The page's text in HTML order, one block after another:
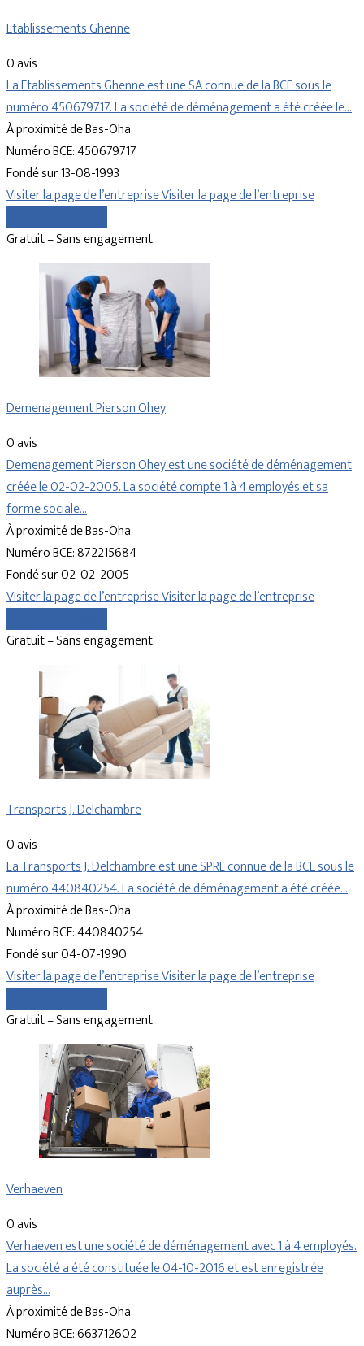
Etablissements Ghenne
0 avis
La Etablissements Ghenne est une SA connue de la BCE sous le
numéro 450679717. La société de déménagement a été créée le…
À proximité de Bas-Oha
Numéro BCE: 450679717
Fondé sur 13-08-1993
Visiter la page de l’entrepriseVisiter la page de l’entreprise
Gratuit – Sans engagement
Demenagement Pierson Ohey
0 avis
Demenagement Pierson Ohey est une société de déménagement
créée le 02-02-2005. La société compte 1 à 4 employés et sa
forme sociale…
À proximité de Bas-Oha
Numéro BCE: 872215684
Fondé sur 02-02-2005
Visiter la page de l’entrepriseVisiter la page de l’entreprise
Gratuit – Sans engagement
Transports J. Delchambre
0 avis
La Transports J. Delchambre est une SPRL connue de la BCE sous le
numéro 440840254. La société de déménagement a été créée…
À proximité de Bas-Oha
Numéro BCE: 440840254
Fondé sur 04-07-1990
Visiter la page de l’entrepriseVisiter la page de l’entreprise
Gratuit – Sans engagement
Verhaeven
0 avis
Verhaeven est une société de déménagement avec 1 à 4 employés.
La société a été constituée le 04-10-2016 et est enregistrée
auprès…
À proximité de Bas-Oha
Numéro BCE: 663712602